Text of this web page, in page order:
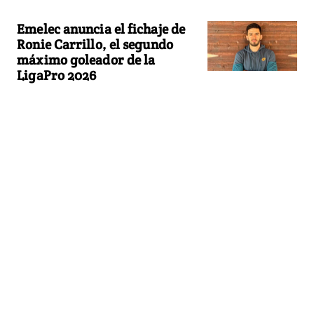
Emelec anuncia el fichaje de
Ronie Carrillo, el segundo
máximo goleador de la
LigaPro 2026